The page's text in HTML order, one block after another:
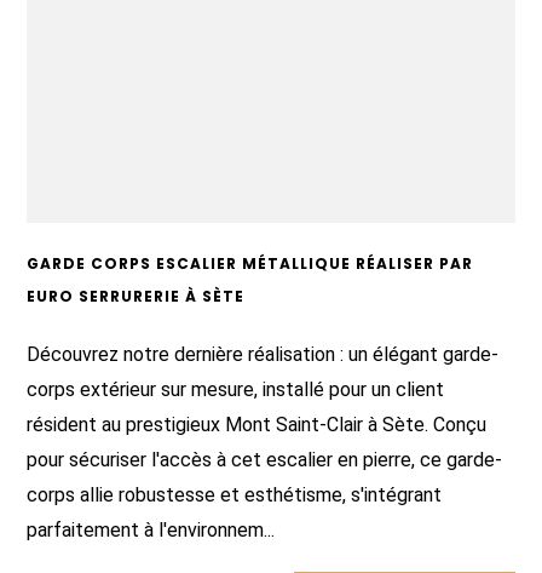
GARDE CORPS ESCALIER MÉTALLIQUE RÉALISER PAR
EURO SERRURERIE À SÈTE
Découvrez notre dernière réalisation : un élégant garde-
corps extérieur sur mesure, installé pour un client
résident au prestigieux Mont Saint-Clair à Sète. Conçu
pour sécuriser l'accès à cet escalier en pierre, ce garde-
corps allie robustesse et esthétisme, s'intégrant
parfaitement à l'environnem...